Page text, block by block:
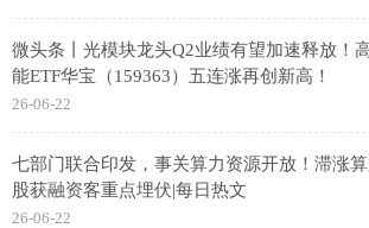
微头条丨光模块龙头Q2业绩有望加速释放！
能ETF华宝（159363）五连涨再创新高！
26-06-22
七部门联合印发，事关算力资源开放！滞涨
股获融资客重点埋伏|每日热文
26-06-22